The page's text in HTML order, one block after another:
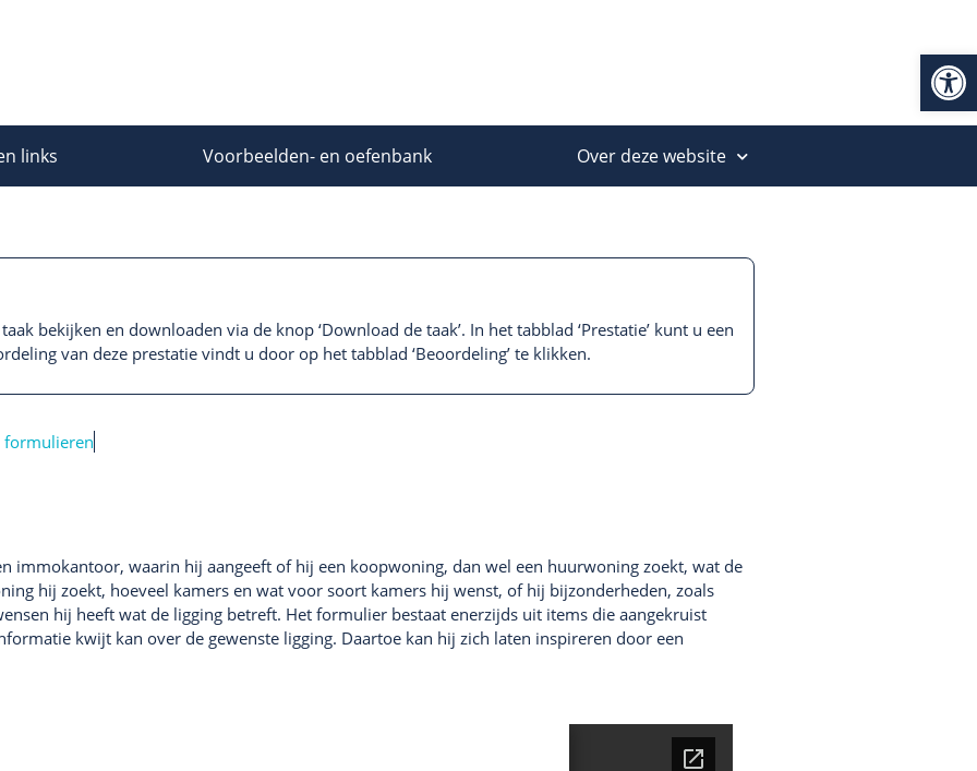
links Voorbeelden- en oefenbank Over deze website
bekijken en downloaden via de knop ‘Download de taak’. In het tabblad ‘Prestatie’ kunt u een
van deze prestatie vindt u door op het tabblad ‘Beoordeling’ te klikken.
formulieren
immokantoor, waarin hij aangeeft of hij een koopwoning, dan wel een huurwoning zoekt, wat de
hij zoekt, hoeveel kamers en wat voor soort kamers hij wenst, of hij bijzonderheden, zoals
hij heeft wat de ligging betreft. Het formulier bestaat enerzijds uit items die aangekruist
kwijt kan over de gewenste ligging. Daartoe kan hij zich laten inspireren door een